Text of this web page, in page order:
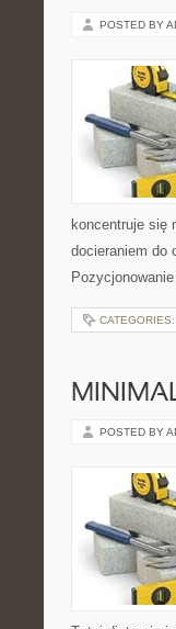
POSTED BY
koncentruje się
docieraniem do
CATEGORIES:
POSTED BY